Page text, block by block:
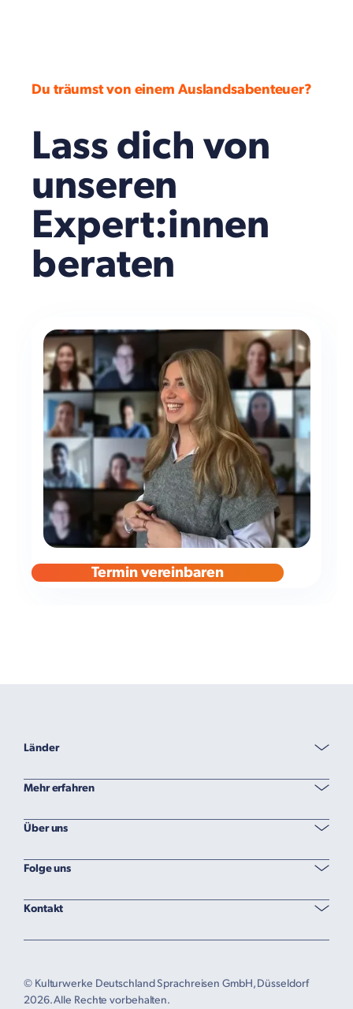
Du träumst von einem Auslandsabenteuer?
Lass dich von
unseren
Expert:innen
beraten
Termin vereinbaren
Länder
Mehr erfahren
Über uns
Folge uns
Kontakt
© Kulturwerke Deutschland Sprachreisen GmbH, Düsseldorf
2026. Alle Rechte vorbehalten.